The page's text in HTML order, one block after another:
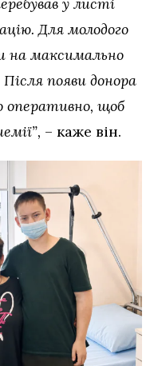
Для молодого
на максимально
появи донора
оперативно, щоб
– каже він.